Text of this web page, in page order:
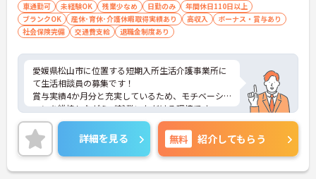
車通勤可 未経験OK 残業少なめ 日勤のみ
年間休日110日以上
ブランクOK
産休･育休･介護休暇取得実績あり 高収入
ボーナス・賞与あり
社会保険完備
交通費支給 退職金制度あり
愛媛県松山市に位置する短期入所生活介護事業所に
て生活相談員の募集です！
賞与実績4か月分と充実しているため、モチベーシ
ョンを維持しながらご就業いただける環境です。
お休みも120日と多く、プライベートも大切にされ
たい方にオススメです。
ご興味ある方には、面接対策ポイントなど、さらに
詳細をお話しいたしますのでお気軽にご相談くださ
い！
詳細を見る 無料 紹介してもらう